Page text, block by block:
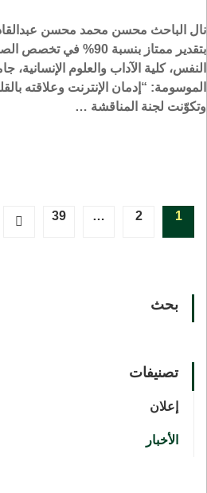
نال الباحث محسن محمد محسن
بتقدير ممتاز بنسبة 90%
النفس، كلية الآداب والعلوم
الموسومة: “إدمان الإنترنت وعلاقته
وتكوّنت لجنة المناقشة …
1
2
…
39
بحث
تصنيفات
إعلان
الأخبار